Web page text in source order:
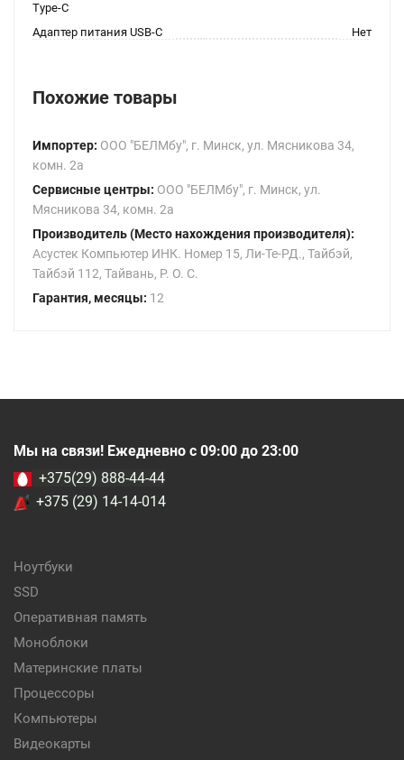
Type-C
Адаптер питания USB-C Нет
Похожие товары
Импортер: ООО "БЕЛМбу", г. Минск, ул. Мясникова 34,
комн. 2а
Сервисные центры: ООО "БЕЛМбу", г. Минск, ул.
Мясникова 34, комн. 2а
Производитель (Место нахождения производителя):
Асустек Компьютер ИНК. Номер 15, Ли-Те-РД., Тайбэй,
Тайбэй 112, Тайвань, Р. О. С.
Гарантия, месяцы: 12
Мы на связи! Ежедневно с 09:00 до 23:00
+375(29) 888-44-44
+375 (29) 14-14-014
Ноутбуки
SSD
Оперативная память
Моноблоки
Материнские платы
Процессоры
Компьютеры
Видеокарты